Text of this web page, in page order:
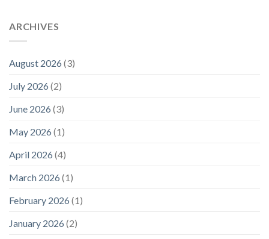
ARCHIVES
August 2026 (3)
July 2026 (2)
June 2026 (3)
May 2026 (1)
April 2026 (4)
March 2026 (1)
February 2026 (1)
January 2026 (2)